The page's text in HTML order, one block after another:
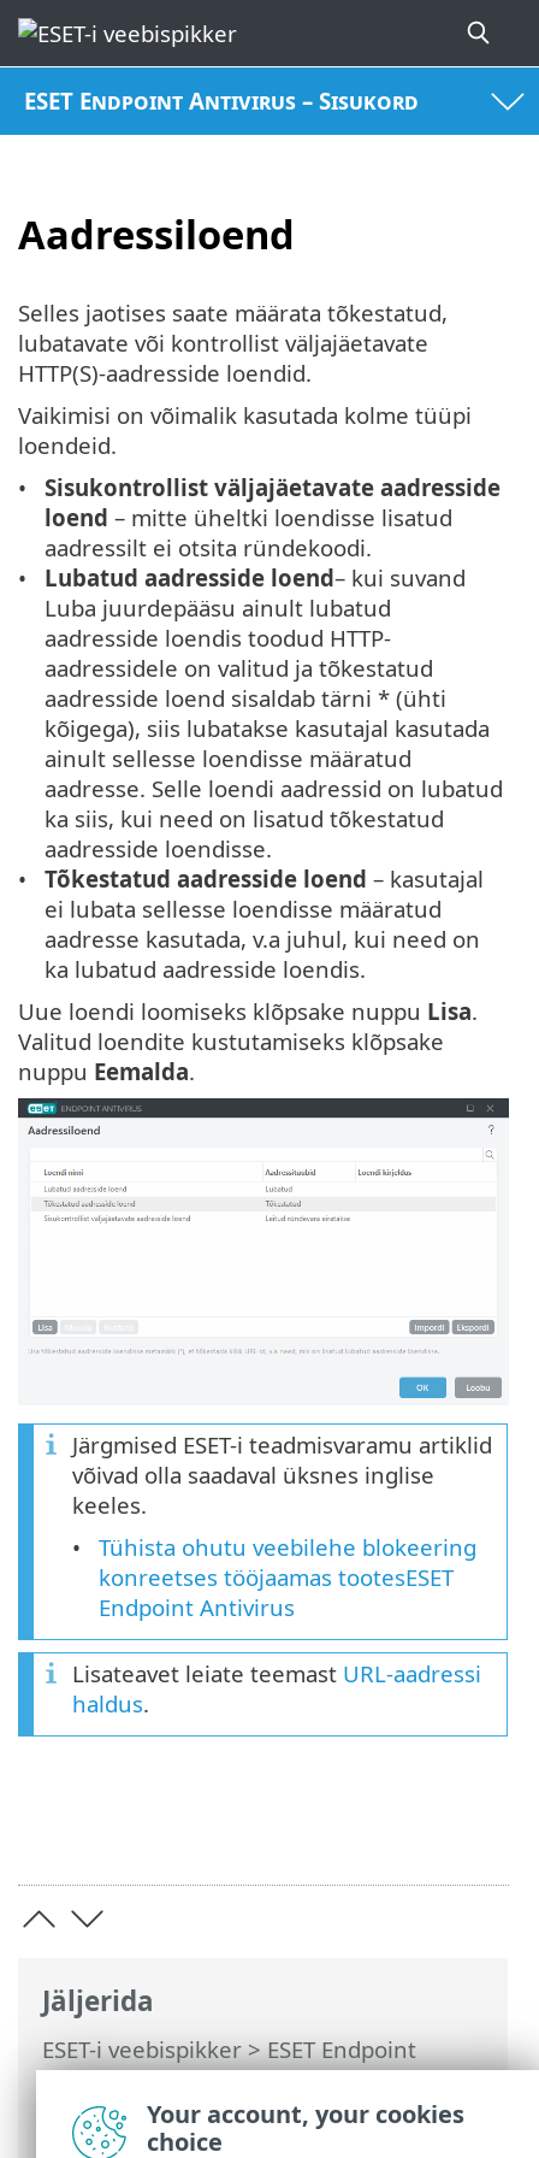
ESET Endpoint Antivirus – Sisukord
Aadressiloend
Jäljerida
ESET-i veebispikker>ESET Endpoint
Antivirus>Täpsem häälestus>Kaitsed>
Veebikasutuse kaitse>URL-loendite
haldus> Aadressiloend
Selles jaotises saate määrata tõkestatud,
lubatavate või kontrollist väljajäetavate
HTTP(S)-aadresside loendid.
Vaikimisi on võimalik kasutada kolme tüüpi
loendeid.
Sisukontrollist väljajäetavate aadresside
loend – mitte üheltki loendisse lisatud
aadressilt ei otsita ründekoodi.
Lubatud aadresside loend– kui suvand
Luba juurdepääsu ainult lubatud
aadresside loendis toodud HTTP-
aadressidele on valitud ja tõkestatud
aadresside loend sisaldab tärni * (ühti
kõigega), siis lubatakse kasutajal kasutada
ainult sellesse loendisse määratud
aadresse. Selle loendi aadressid on lubatud
ka siis, kui need on lisatud tõkestatud
aadresside loendisse.
Tõkestatud aadresside loend– kasutajal
ei lubata sellesse loendisse määratud
aadresse kasutada, v.a juhul, kui need on
ka lubatud aadresside loendis.
Uue loendi loomiseks klõpsake nuppu Lisa.
Valitud loendite kustutamiseks klõpsake
nuppu Eemalda.
Järgmised ESET-i teadmisvaramu artiklid
võivad olla saadaval üksnes inglise
keeles.
Tühista ohutu veebilehe blokeering
konreetses tööjaamas tootesESET
Endpoint Antivirus
Lisateavet leiate teemast URL-aadressi
haldus.
Your account, your cookies
choice